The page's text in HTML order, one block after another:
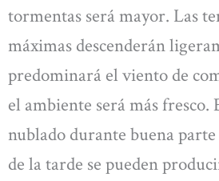
tormentas será mayor. Las
máximas descenderán
predominará el viento de
el ambiente será más fresco.
nublado durante buena
de la tarde se pueden